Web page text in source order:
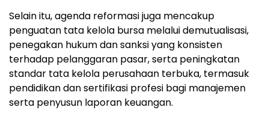
Selain itu, agenda reformasi juga mencakup
penguatan tata kelola bursa melalui demutualisasi,
penegakan hukum dan sanksi yang konsisten
terhadap pelanggaran pasar, serta peningkatan
standar tata kelola perusahaan terbuka, termasuk
pendidikan dan sertifikasi profesi bagi manajemen
serta penyusun laporan keuangan.